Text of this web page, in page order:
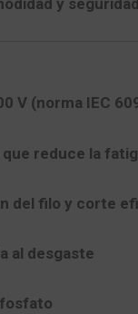
V(norma IEC
reduce la
del filo y corte
al desgaste